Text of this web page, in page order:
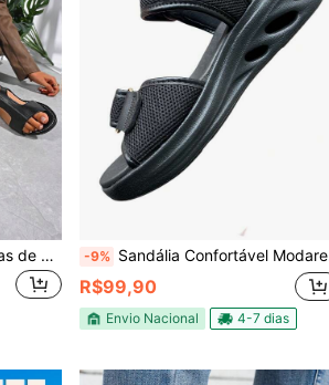
2025 Novos Sandálias Planas de Verão para Mulheres Plus Size, Antiderrapante, Bico Redondo, Casual da Moda -9% Sandália Confortável Modare Feminina Casual Tecido Sandália Ar livre Férias
R$99,90
Envio Nacional 4-7 dias